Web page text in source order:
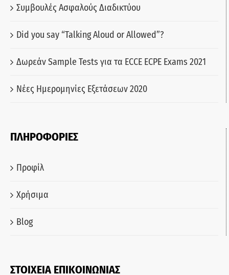
Συμβουλές Ασφαλούς Διαδικτύου
Did you say “Talking Aloud or Allowed”?
Δωρεάν Sample Tests για τα ECCE ECPE Exams 2021
Νέες Ημερομηνίες Εξετάσεων 2020
ΠΛΗΡΟΦΟΡΙΕΣ
Προφίλ
Χρήσιμα
Blog
ΣΤΟΙΧΕΙΑ ΕΠΙΚΟΙΝΩΝΙΑΣ